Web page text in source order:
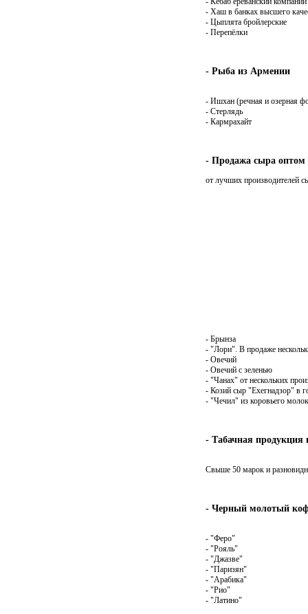
- Хаш в банках высшего
- Цыплята бройлерские
- Перепёлки
- Рыба из Армении
- Ишхан (речная и озерная
- Стерлядь
- Кармрахайт
- Продажа сыра оптом
от лучших производителей
- Брынза
- "Лори". В продаже
- Овечий
- Овечий с зеленью
- "Чанах" от нескольких
- Козий сыр "Ехегнадзор" в
- "Чечил" из коровьего
- Табачная продукция
Свыше 50 марок и
- Черный молотый
- "Феро"
- "Рояль"
- "Джазве"
- "Паризян"
- "Арабика"
- "Рио"
- "Латино"